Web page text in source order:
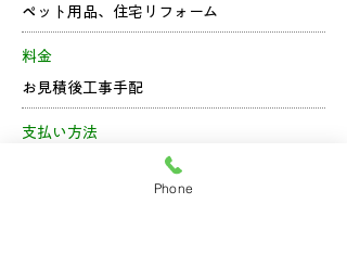
ペット用品、住宅リフォーム
料金
お見積後工事手配
支払い方法
Phone